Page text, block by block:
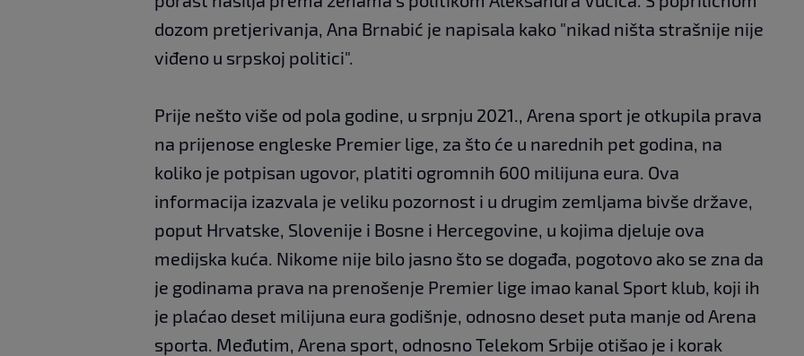
dozom pretjerivanja, Ana Brnabić je napisala kako "nikad ništa strašnije nije
viđeno u srpskoj politici".
Prije nešto više od pola godine, u srpnju 2021., Arena sport je otkupila prava
na prijenose engleske Premier lige, za što će u narednih pet godina, na
koliko je potpisan ugovor, platiti ogromnih 600 milijuna eura. Ova
informacija izazvala je veliku pozornost i u drugim zemljama bivše države,
poput Hrvatske, Slovenije i Bosne i Hercegovine, u kojima djeluje ova
medijska kuća. Nikome nije bilo jasno što se događa, pogotovo ako se zna da
je godinama prava na prenošenje Premier lige imao kanal Sport klub, koji ih
je plaćao deset milijuna eura godišnje, odnosno deset puta manje od Arena
sporta. Međutim, Arena sport, odnosno Telekom Srbije otišao je i korak